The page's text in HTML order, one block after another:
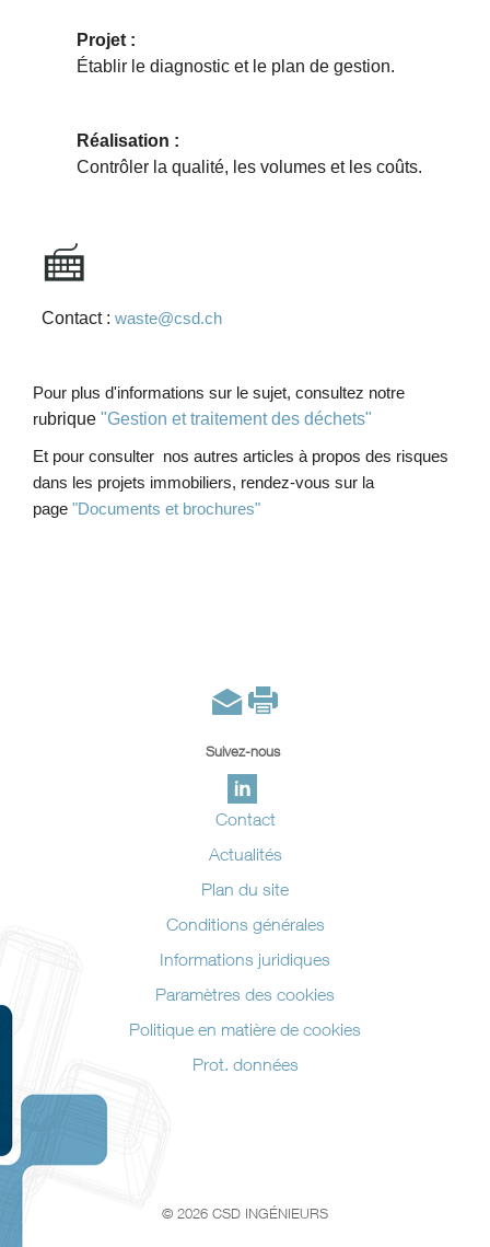
Projet :
Établir le diagnostic et le plan de gestion.
Réalisation :
Contrôler la qualité, les volumes et les coûts.
Contact : waste@csd.ch
Pour plus d'informations sur le sujet, consultez notre
rubrique "Gestion et traitement des déchets"
Et pour consulter nos autres articles à propos des risques
dans les projets immobiliers, rendez-vous sur la
page "Documents et brochures"
Suivez-nous
Contact
Actualités
Plan du site
Conditions générales
Informations juridiques
Paramètres des cookies
Politique en matière de cookies
Prot. données
© 2026 CSD INGÉNIEURS